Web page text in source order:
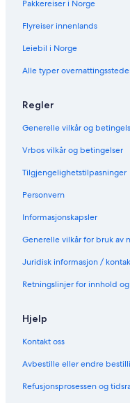
a
e
p
o
Pakkereiser i Norge
Flyreiser innenlands
Leiebil i Norge
Alle typer
Regler
Generelle vilkår og
Vrbos vilkår og betingelser
Tilgjengelighetstilpasninger
Personvern
Informasjonskapsler
Generelle vilkår for bruk av
Juridisk informasjon /
Retningslinjer for innhold
Hjelp
Kontakt oss
Avbestille eller endre
Refusjonsprosessen og